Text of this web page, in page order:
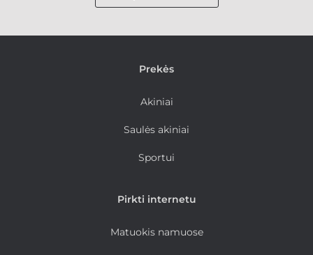
Prekės
Akiniai
Saulės akiniai
Sportui
Pirkti internetu
Matuokis namuose